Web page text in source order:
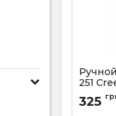
251
Артикул:
325